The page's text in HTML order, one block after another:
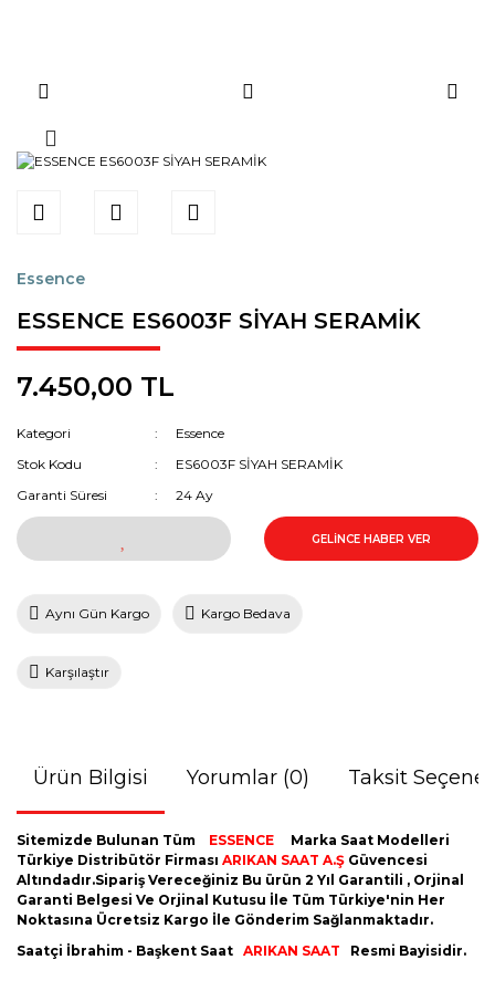
Essence
ESSENCE ES6003F SİYAH SERAMİK
7.450,00 TL
Kategori
Essence
Stok Kodu
ES6003F SİYAH SERAMİK
Garanti Süresi
24 Ay
GELİNCE HABER VER
Aynı Gün Kargo Kargo Bedava
Karşılaştır
Ürün Bilgisi Yorumlar (0) Taksit
Sitemizde Bulunan Tüm ESSENCE
Marka Saat Modelleri
Türkiye Distribütör Firması ARIKAN SAAT A.Ş Güvencesi
Altındadır.Sipariş Vereceğiniz Bu ürün 2 Yıl Garantili , Orjinal
Garanti Belgesi Ve Orjinal Kutusu İle Tüm Türkiye'nin Her
Noktasına Ücretsiz Kargo İle Gönderim Sağlanmaktadır.
Saatçi İbrahim - Başkent Saat ARIKAN SAAT Resmi Bayisidir.